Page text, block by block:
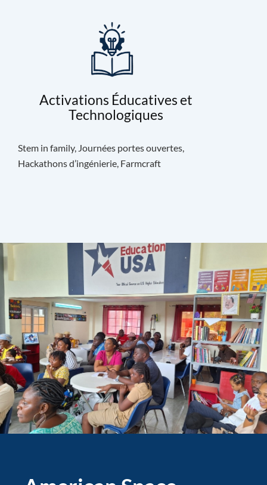
Activations Éducatives et
Technologiques
Stem in family, Journées portes ouvertes,
Hackathons d’ingénierie, Farmcraft